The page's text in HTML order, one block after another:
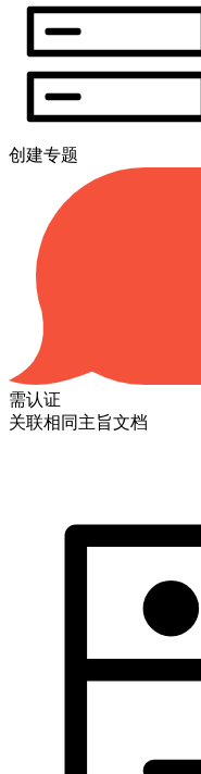
创建专题
需认证
关联相同主旨文档